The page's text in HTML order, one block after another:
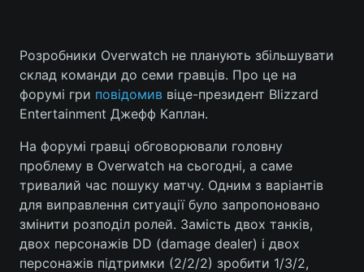
Головна
Україна Політика
Економіка Світ
Спорт Наука
Розробники Overwatch не планують збільшувати
склад команди до семи гравців. Про це на
форумі гри повідомив віце-президент Blizzard
Entertainment Джефф Каплан.
На форумі гравці обговорювали головну
проблему в Overwatch на сьогодні, а саме
тривалий час пошуку матчу. Одним з варіантів
для виправлення ситуації було запропоновано
змінити розподіл ролей. Замість двох танків,
двох персонажів DD (damage dealer) і двох
персонажів підтримки (2/2/2) зробити 1/3/2,